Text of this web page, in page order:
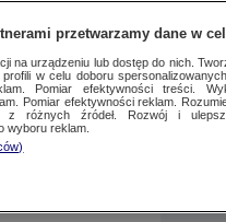
przetwarzamy dane w
na urządzeniu lub dostęp do nich.
w celu doboru
Pomiar efektywności treści.
Pomiar efektywności reklam.
z różnych źródeł. Rozwój i
wyboru reklam.